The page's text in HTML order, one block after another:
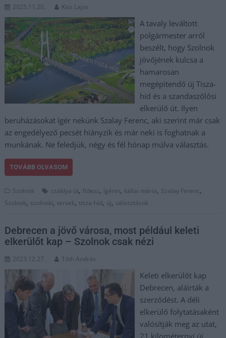
2025.11.20. Kiss Lajos
A tavaly leváltott
polgármester arról
beszélt, hogy Szolnok
jövőjének kulcsa a
hamarosan
megépítendő új Tisza-
híd és a szandaszőlősi
elkerülő út. Ilyen
beruházásokat ígér nekünk Szalay Ferenc, aki szerint már csak
az engedélyező pecsét hiányzik és már neki is foghatnak a
munkának. Ne feledjük, négy és fél hónap múlva választás.
TOVÁBB OLVASOM
Szolnok csáklya út, fidesz, ígéret, kállai mária, Szalay Ferenc,
Szolnok, szolnoki, tervek, tisza-híd, új,választások
Debrecen a jövő városa, most például keleti
elkerülőt kap – Szolnok csak nézi
2023.12.27. Tóth András
Keleti elkerülőt kap
Debrecen, aláírták a
szerződést. A déli
elkerülő folytatásaként
valósítják meg az utat,
21 kilométernyi új